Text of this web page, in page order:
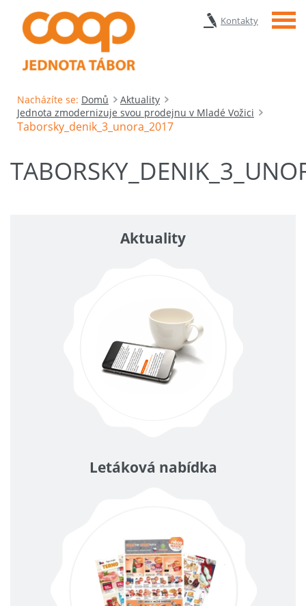
Kontakty Menu
Nacházíte se: Domů
Aktuality
Jednota zmodernizuje svou prodejnu v Mladé Vožici
Taborsky_denik_3_unora_2017
Aktuality
Letáková nabídka